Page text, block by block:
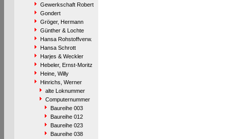
Gewerkschaft Robert
Gondert
Gröger, Hermann
Günther & Lochte
Hansa Rohstoffverw.
Hansa Schrott
Harjes & Weckler
Hebeler, Ernst-Moritz
Heine, Willy
Hinrichs, Werner
alte Loknummer
Computernummer
Baureihe 003
Baureihe 012
Baureihe 023
Baureihe 038